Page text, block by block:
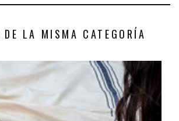
DE LA MISMA CATEGORÍA